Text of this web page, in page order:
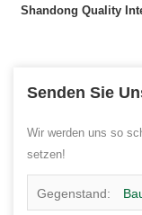
Shandong Quality
Senden Sie
Wir werden uns so
setzen!
Gegenstand: